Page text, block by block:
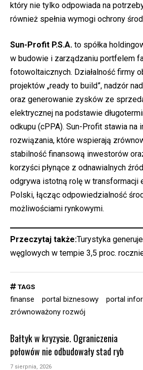
który nie tylko odpowiada na
również spełnia wymogi ochrony
Sun-Profit P.S.A. to spółka
w budowie i zarządzaniu portfelem
fotowoltaicznych. Działalność firmy
projektów „ready to build”, nadzór
oraz generowanie zysków ze
elektrycznej na podstawie
odkupu (cPPA). Sun-Profit stawia na
rozwiązania, które wspierają
stabilność finansową inwestorów
korzyści płynące z odnawialnych
odgrywa istotną rolę w transformacji
Polski, łącząc odpowiedzialność
możliwościami rynkowymi.
Przeczytaj także:Turystyka
węglowych w tempie 3,5 proc.
TAGS
finanse portal biznesowy
portal
zrównoważony rozwój
Bałtyk w kryzysie. Ograniczenia
połowów nie odbudowały stad ryb
7 sierpnia, 2026